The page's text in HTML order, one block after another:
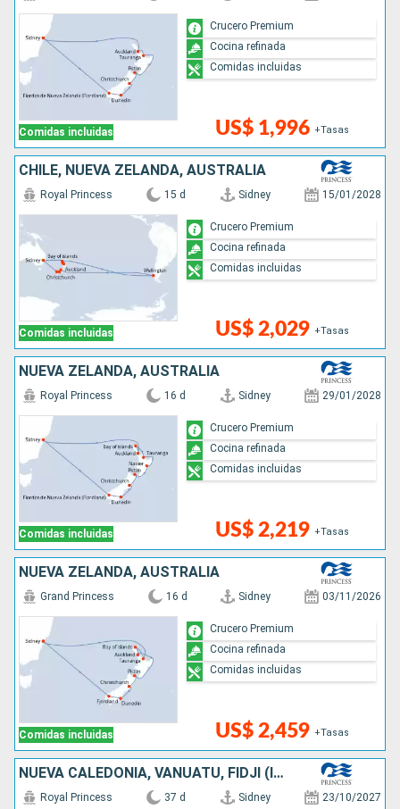
Comidas incluidas US$ 1,996 +Tasas
Crucero Premium
Cocina refinada
Comidas incluidas
CHILE, NUEVA ZELANDA, AUSTRALIA
Comidas incluidas
Royal Princess 15 d Sidney 15/01/2028
US$ 2,029 +Tasas
Crucero Premium
Cocina refinada
Comidas incluidas
NUEVA ZELANDA, AUSTRALIA
Comidas incluidas
Royal Princess 16 d Sidney 29/01/2028
US$ 2,219 +Tasas
Crucero Premium
Cocina refinada
Comidas incluidas
NUEVA ZELANDA, AUSTRALIA
Comidas incluidas
Grand Princess 16 d Sidney 03/11/2026
US$ 2,459 +Tasas
Crucero Premium
Cocina refinada
Comidas incluidas
NUEVA CALEDONIA, VANUATU, FIDJI (ISLAS), CHILE, NUEVA ZELANDA, AUSTRALIA
Royal Princess 37 d Sidney 23/10/2027